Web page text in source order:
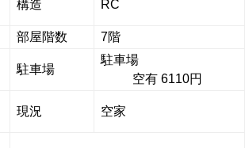
構造 RC
部屋階数 7階
駐車場
駐車場
空有 6110円
現況 空家